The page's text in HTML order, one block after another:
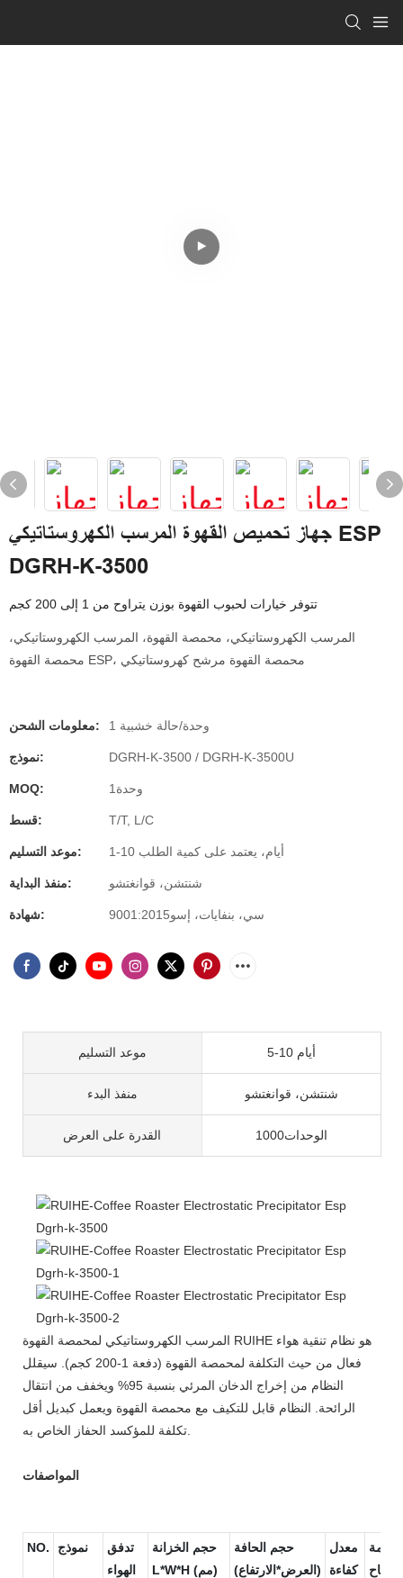
جهاز تحميص القهوة المرسب الكهروستاتيكي ESP
DGRH-K-3500
تتوفر خيارات لحبوب القهوة بوزن يتراوح من 1 إلى 200 كجم
المرسب الكهروستاتيكي، محمصة القهوة، المرسب الكهروستاتيكي،
محمصة القهوة ESP، محمصة القهوة مرشح كهروستاتيكي
معلومات الشحن: 1 وحدة/حالة خشبية
نموذج: DGRH-K-3500 / DGRH-K-3500U
MOQ: وحدة1
قسط: T/T, L/C
موعد التسليم: 1-10 أيام، يعتمد على كمية الطلب
منفذ البداية: شنتشن، قوانغتشو
شهادة: سي، بنفايات، إسو9001:2015
موعد التسليم 5-10 أيام
منفذ البدء شنتشن، قوانغتشو
القدرة على العرض الوحدات1000
المرسب الكهروستاتيكي لمحمصة القهوة RUIHE هو نظام تنقية هواء
فعال من حيث التكلفة لمحمصة القهوة (دفعة 1-200 كجم). سيقلل
النظام من إخراج الدخان المرئي بنسبة 95% ويخفف من انتقال
الرائحة. النظام قابل للتكيف مع محمصة القهوة ويعمل كبديل أقل
المواصفات
NO. نموذج
تدفق
الهواء
حجم الخزانة
L*W*H (مم)
حجم الحافة
(العرض*الارتفاع)
معدل
كفاءة
الرياح